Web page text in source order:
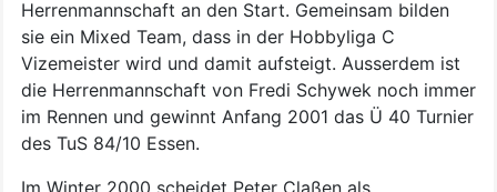
Herrenmannschaft an den Start. Gemeinsam bilden
sie ein Mixed Team, dass in der Hobbyliga C
Vizemeister wird und damit aufsteigt. Ausserdem ist
die Herrenmannschaft von Fredi Schywek noch immer
im Rennen und gewinnt Anfang 2001 das Ü 40 Turnier
des TuS 84/10 Essen.
Im Winter 2000 scheidet Peter Claßen als